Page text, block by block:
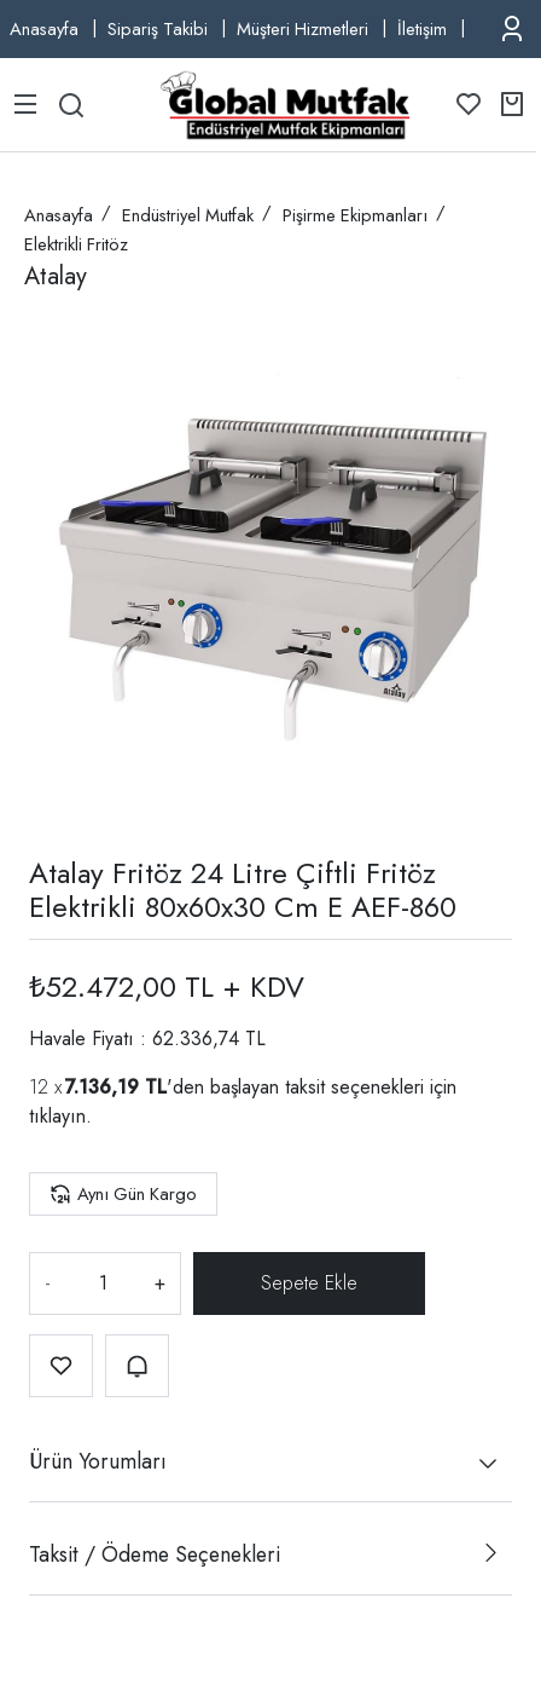
Anasayfa Sipariş Takibi Müşteri Hizmetleri İletişim TEL:
Anasayfa Endüstriyel Mutfak
Pişirme Ekipmanları
Elektrikli Fritöz
Atalay
Atalay Fritöz 24 Litre Çiftli Fritöz
Elektrikli 80x60x30 Cm E AEF-860
₺52.472,00 TL + KDV
Havale Fiyatı : 62.336,74 TL
7.136,19 TL'den başlayan taksit seçenekleri için
tıklayın.
Aynı Gün Kargo
- +
Ürün Yorumları
Taksit / Ödeme Seçenekleri